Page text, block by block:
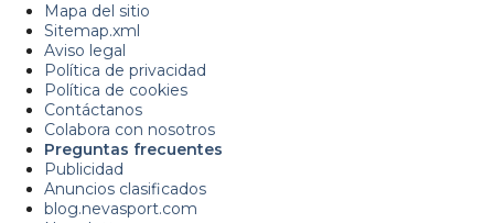
Mapa del sitio
Sitemap.xml
Aviso legal
Política de privacidad
Política de cookies
Contáctanos
Colabora con nosotros
Preguntas frecuentes
Publicidad
Anuncios clasificados
blog.nevasport.com